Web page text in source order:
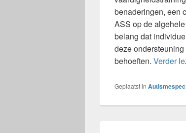
benaderingen, een
ASS op de
belang dat
deze
behoeften. Verder
Geplaatst in